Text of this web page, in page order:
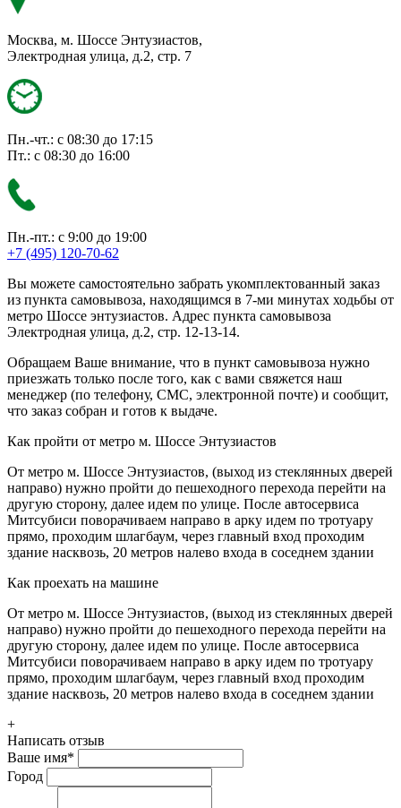
Москва, м. Шоссе Энтузиастов,
Электродная улица, д.2, стр. 7
Пн.-чт.: с 08:30 до 17:15
Пт.: с 08:30 до 16:00
Пн.-пт.: с 9:00 до 19:00
+7 (495) 120-70-62
Вы можете самостоятельно забрать укомплектованный заказ
из пункта самовывоза, находящимся в 7-ми минутах ходьбы от
метро Шоссе энтузиастов. Адрес пункта самовывоза
Электродная улица, д.2, стр. 12-13-14.
Обращаем Ваше внимание, что в пункт самовывоза нужно
приезжать только после того, как с вами свяжется наш
менеджер (по телефону, СМС, электронной почте) и сообщит,
что заказ собран и готов к выдаче.
Как пройти от метро м. Шоссе Энтузиастов
От метро м. Шоссе Энтузиастов, (выход из стеклянных дверей
направо) нужно пройти до пешеходного перехода перейти на
другую сторону, далее идем по улице. После автосервиса
Митсубиси поворачиваем направо в арку идем по тротуару
прямо, проходим шлагбаум, через главный вход проходим
здание насквозь, 20 метров налево входа в соседнем здании
Как проехать на машине
От метро м. Шоссе Энтузиастов, (выход из стеклянных дверей
направо) нужно пройти до пешеходного перехода перейти на
другую сторону, далее идем по улице. После автосервиса
Митсубиси поворачиваем направо в арку идем по тротуару
прямо, проходим шлагбаум, через главный вход проходим
здание насквозь, 20 метров налево входа в соседнем здании
+
Написать отзыв
Ваше имя*
Город